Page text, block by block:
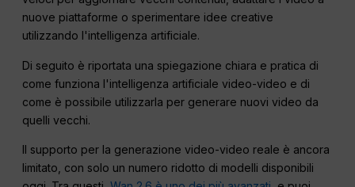
nuove piattaforme o sperimentare idee creative
utilizzando l'intelligenza artificiale.
Di seguito è riportata una spiegazione chiara e pratica di
come funziona l'intelligenza artificiale video-video e di
come è possibile utilizzarla per generare nuovi video da
quelli vecchi.
Il supporto per la generazione video-video reale è ancora
limitato, con solo un numero ridotto di modelli disponibili